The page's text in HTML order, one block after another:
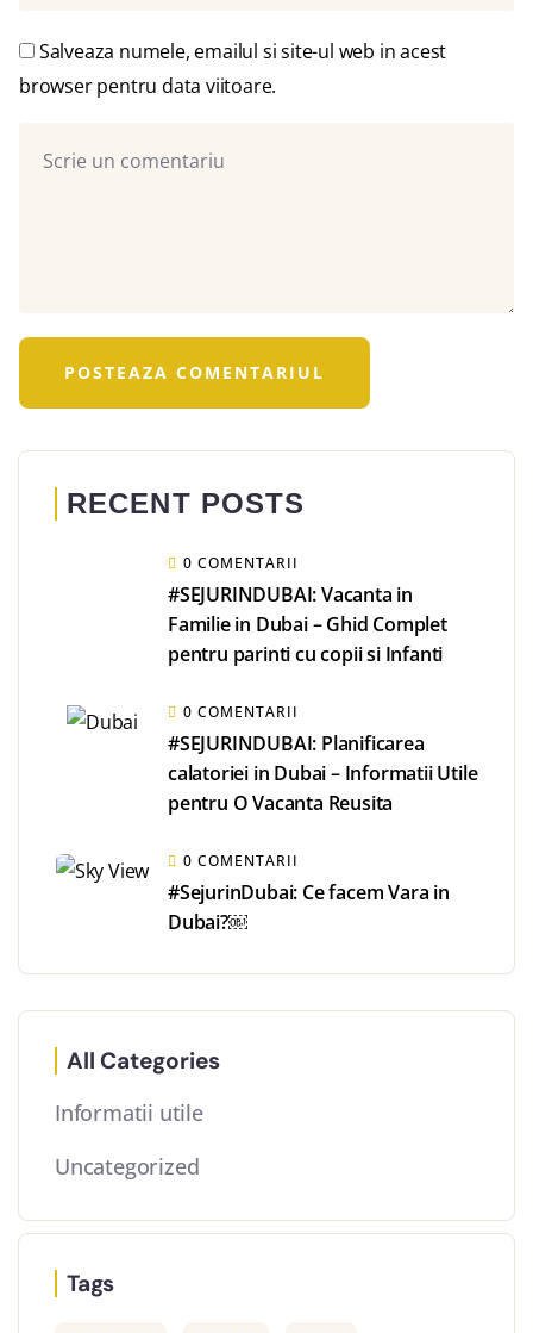
Salveaza numele, emailul si site-ul web in acest
browser pentru data viitoare.
RECENT POSTS
0 COMENTARII
#SEJURINDUBAI: Vacanta in
Familie in Dubai – Ghid Complet
pentru parinti cu copii si Infanti
0 COMENTARII
#SEJURINDUBAI: Planificarea
calatoriei in Dubai – Informatii Utile
pentru O Vacanta Reusita
0 COMENTARII
#SejurinDubai: Ce facem Vara in
Dubai?￼
All Categories
Informatii utile
Uncategorized
Tags